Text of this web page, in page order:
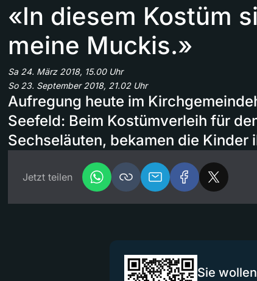
«In diesem Kostüm
meine Muckis.»
Sa 24. März 2018, 15.00 Uhr
So 23. September 2018, 21.02 Uhr
Aufregung heute im
Seefeld: Beim Kostümverleih für
Sechseläuten, bekamen die Kinder
Jetzt teilen
Sie